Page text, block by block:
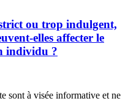
ou trop indulgent,
elles affecter le
individu ?
sont à visée informative et ne